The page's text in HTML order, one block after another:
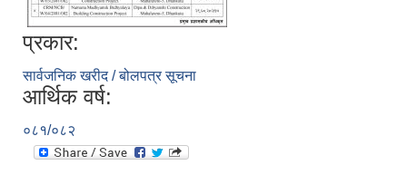
प्रकार:
सार्वजनिक खरीद / बोलपत्र सूचना
आर्थिक वर्ष:
०८१/०८२